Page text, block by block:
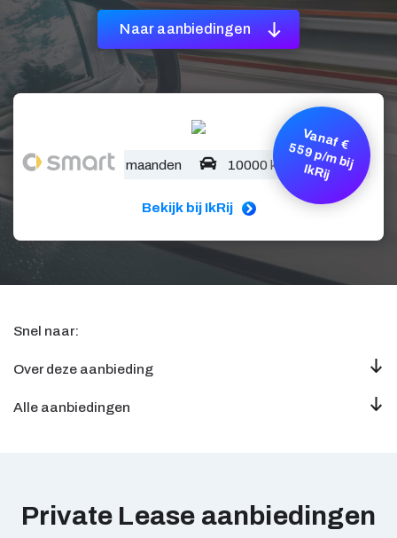
Naar aanbiedingen
V
a
n
a
f €
5
5
9
p
/m
b
ij
Ik
R
ij
60 maanden 10000 km/jaar
Bekijk bij IkRij
Snel naar:
Over deze aanbieding
Alle aanbiedingen
Private Lease aanbiedingen